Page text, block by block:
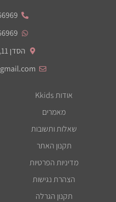
הסדן 11, הוד השרון
אודות Kkids
מאמרים
שאלות ותשובות
תקנון האתר
מדיניות הפרטיות
הצהרת נגישות
תקנון הגרלה